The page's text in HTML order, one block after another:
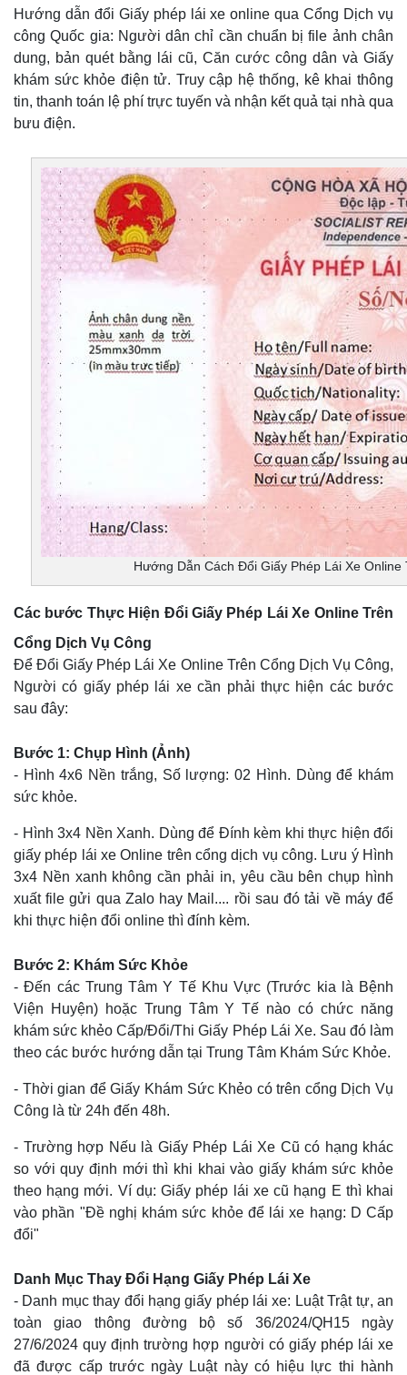
Hướng dẫn đổi Giấy phép lái xe online qua Cổng Dịch vụ
công Quốc gia: Người dân chỉ cần chuẩn bị file ảnh chân
dung, bản quét bằng lái cũ, Căn cước công dân và Giấy
khám sức khỏe điện tử. Truy cập hệ thống, kê khai thông
tin, thanh toán lệ phí trực tuyến và nhận kết quả tại nhà qua
bưu điện.
Hướng Dẫn Cách Đổi Giấy Phép Lái Xe Online
Các bước Thực Hiện Đổi Giấy Phép Lái Xe Online Trên
Cổng Dịch Vụ Công
Để Đổi Giấy Phép Lái Xe Online Trên Cổng Dịch Vụ Công,
Người có giấy phép lái xe cần phải thực hiện các bước
sau đây:
Bước 1: Chụp Hình (Ảnh)
- Hình 4x6 Nền trắng, Số lượng: 02 Hình. Dùng để khám
sức khỏe.
- Hình 3x4 Nền Xanh. Dùng để Đính kèm khi thực hiện đổi
giấy phép lái xe Online trên cổng dịch vụ công. Lưu ý Hình
3x4 Nền xanh không cần phải in, yêu cầu bên chụp hình
xuất file gửi qua Zalo hay Mail.... rồi sau đó tải về máy để
khi thực hiện đổi online thì đính kèm.
Bước 2: Khám Sức Khỏe
- Đến các Trung Tâm Y Tế Khu Vực (Trước kia là Bệnh
Viện Huyện) hoặc Trung Tâm Y Tế nào có chức năng
khám sức khẻo Cấp/Đổi/Thi Giấy Phép Lái Xe. Sau đó làm
theo các bước hướng dẫn tại Trung Tâm Khám Sức Khỏe.
- Thời gian để Giấy Khám Sức Khẻo có trên cổng Dịch Vụ
Công là từ 24h đến 48h.
- Trường hợp Nếu là Giấy Phép Lái Xe Cũ có hạng khác
so với quy định mới thì khi khai vào giấy khám sức khỏe
theo hạng mới. Ví dụ: Giấy phép lái xe cũ hạng E thì khai
vào phần "Đề nghị khám sức khỏe để lái xe hạng: D Cấp
đổi"
Danh Mục Thay Đổi Hạng Giấy Phép Lái Xe
- Danh mục thay đổi hạng giấy phép lái xe: Luật Trật tự, an
toàn giao thông đường bộ số 36/2024/QH15 ngày
27/6/2024 quy định trường hợp người có giấy phép lái xe
đã được cấp trước ngày Luật này có hiệu lực thi hành